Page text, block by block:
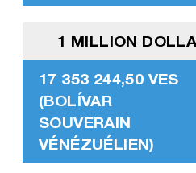
1 MILLION
17 353 244,50 VES
(BOLÍVAR
SOUVERAIN
VÉNÉZUÉLIEN)